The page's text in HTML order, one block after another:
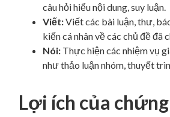
câu hỏi hiểu nội dung, suy luận.
Viết:Viết các bài luận, thư,
kiến cá nhân về các chủ đề đã
Nói: Thực hiện các nhiệm vụ
như thảo luận nhóm, thuyết
Lợi ích của chứng